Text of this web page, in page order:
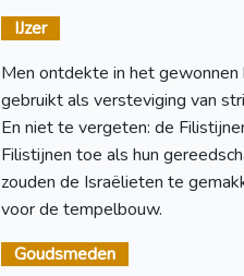
IJzer
Men ontdekte in het
gebruikt als versteviging van
En niet te vergeten: de
Filistijnen toe als hun
zouden de Israëlieten te
voor de tempelbouw.
Goudsmeden